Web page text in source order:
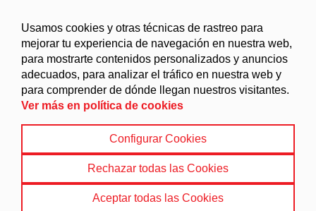
Usamos cookies y otras técnicas de rastreo para
mejorar tu experiencia de navegación en nuestra web,
para mostrarte contenidos personalizados y anuncios
adecuados, para analizar el tráfico en nuestra web y
para comprender de dónde llegan nuestros visitantes.
Ver más en política de cookies
Configurar Cookies
Rechazar todas las Cookies
Aceptar todas las Cookies
Agenda
Ordenanzas
Entidades y asociaciones
© 2022 Ayuntamiento de Villanueva de las Torres
Política de Cookies